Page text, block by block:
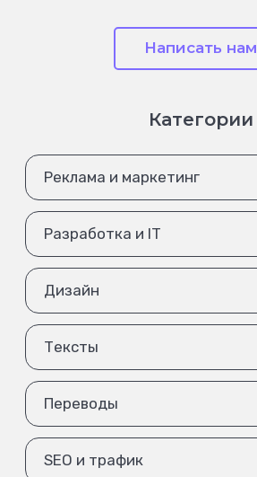
Написать нам
Категории
Реклама и маркетинг
Разработка и IT
Дизайн
Тексты
Переводы
SEO и трафик